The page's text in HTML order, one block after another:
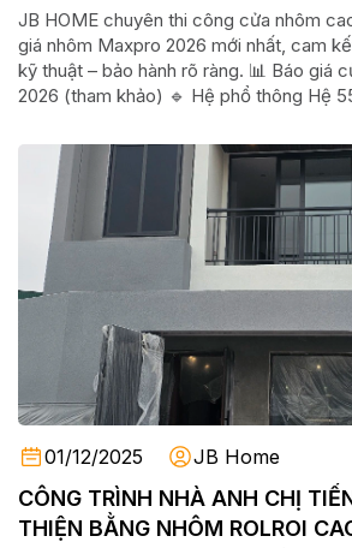
JB HOME chuyên thi công cửa nhôm
giá nhôm Maxpro 2026 mới nhất, cam
kỹ thuật – bảo hành rõ ràng. 📊 Báo giá
2026 (tham khảo) 🔹 Hệ phổ thông Hệ
01/12/2025 JB Home
CÔNG TRÌNH NHÀ ANH CHỊ
THIỆN BẰNG NHÔM ROLROI